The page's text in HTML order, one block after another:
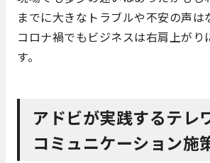
までに大きなトラブルや不安の声は
コロナ禍でもビジネスは右肩上がり
す。
アドビが実践するテレ
コミュニケーション施